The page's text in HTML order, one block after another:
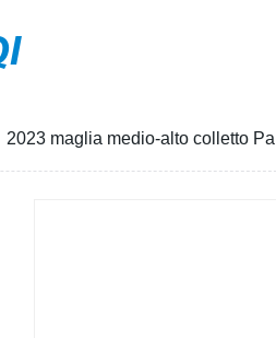
2023 maglia medio-alto colletto